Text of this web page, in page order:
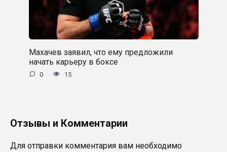
Махачев заявил, что ему предложили
начать карьеру в боксе
0 15
Отзывы и Комментарии
Для отправки комментария вам необходимо